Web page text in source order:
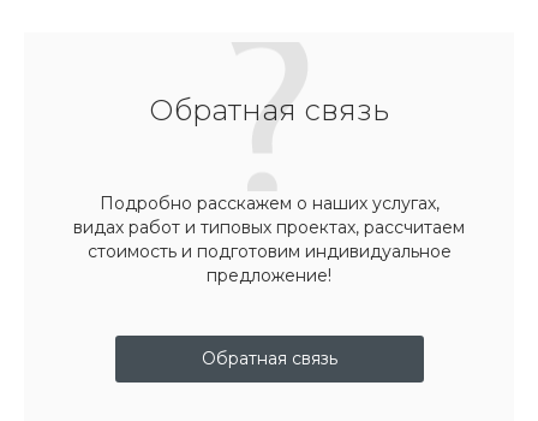
Обратная связь
Подробно расскажем о наших услугах,
видах работ и типовых проектах, рассчитаем
стоимость и подготовим индивидуальное
предложение!
Обратная связь